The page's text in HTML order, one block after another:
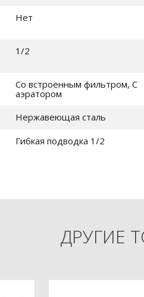
Нет
1/2
Со встроенным фильтром, С
аэратором
Нержавеющая сталь
Гибкая подводка 1/2
ДРУГИЕ